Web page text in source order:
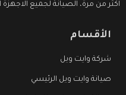
اكثر من مرة، الصيانة لجميع
الأقسام
شركة وايت ويل
صيانة وايت ويل الرئيسي